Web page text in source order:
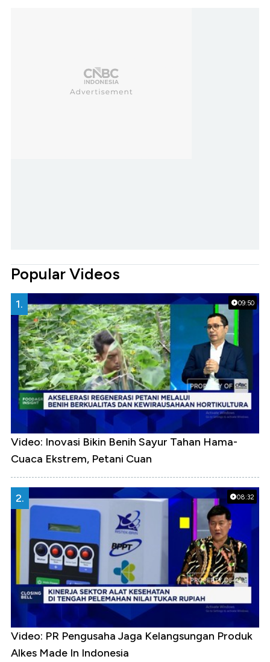
Popular Videos
09:50
1.
Video: Inovasi Bikin Benih Sayur Tahan Hama-
Cuaca Ekstrem, Petani Cuan
08:32
2.
Video: PR Pengusaha Jaga Kelangsungan Produk
Alkes Made In Indonesia